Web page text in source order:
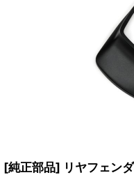
[純正部品] リヤフェン